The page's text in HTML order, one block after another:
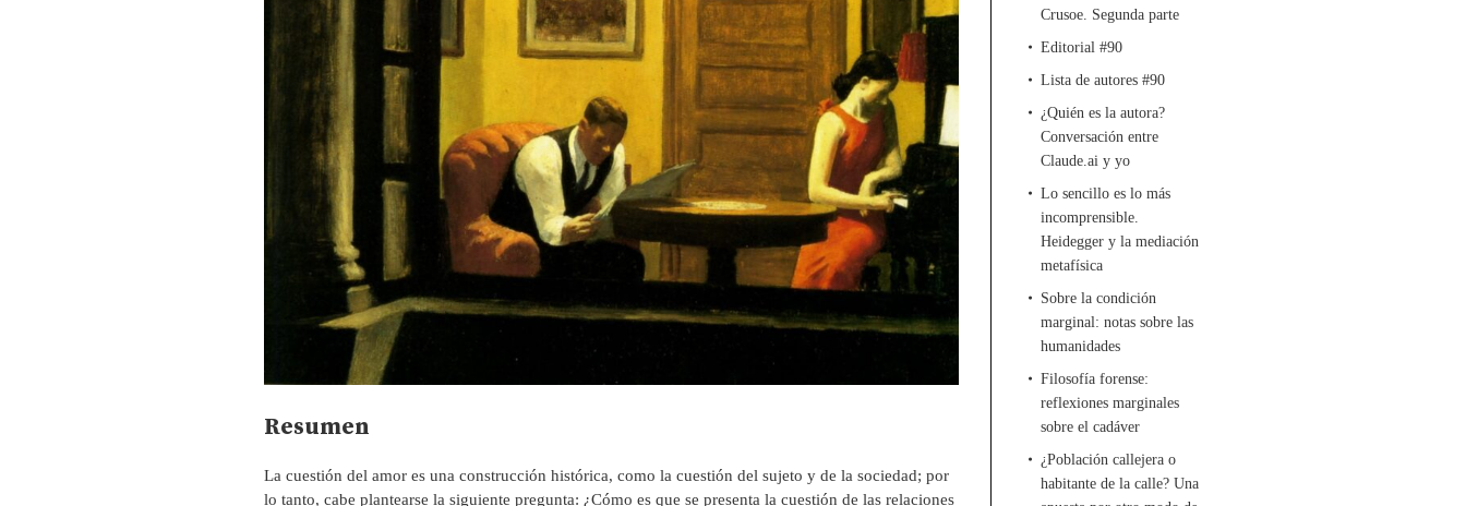
Resumen
La cuestión del amor es una construcción histórica, como la cuestión del sujeto y de la sociedad; por
lo tanto, cabe plantearse la siguiente pregunta: ¿Cómo es que se presenta la cuestión de las relaciones
Crusoe. Segunda parte
Editorial #90
Lista de autores #90
¿Quién es la autora?
Conversación entre
Claude.ai y yo
Lo sencillo es lo más
incomprensible.
Heidegger y la mediación
metafísica
Sobre la condición
marginal: notas sobre las
humanidades
Filosofía forense:
reflexiones marginales
sobre el cadáver
¿Población callejera o
habitante de la calle? Una